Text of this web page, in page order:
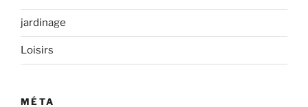
jardinage
Loisirs
MÉTA